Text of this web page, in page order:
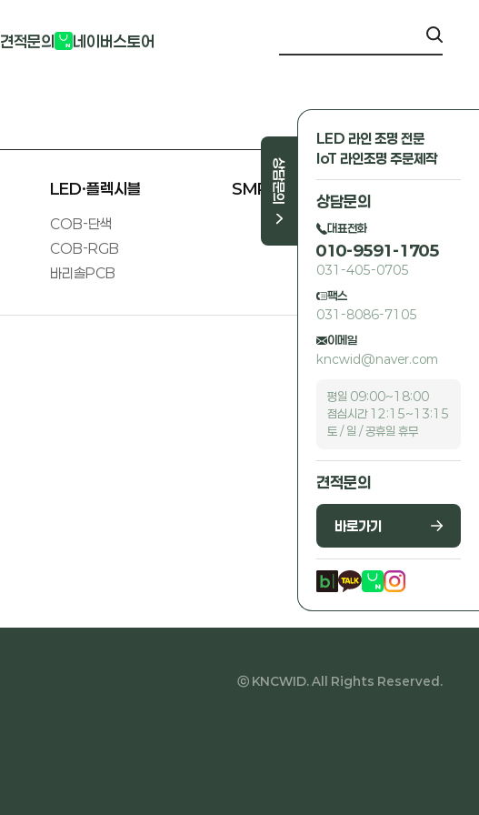
견적문의 네이버스토어
상담문의
LED 라인 조명 전문
IoT 라인조명 주문제작
상담문의
대표전화
010-9591-1705
031-405-0705
팩스
031-8086-7105
이메일
kncwid@naver.com
평일 09:00~18:00
점심시간 12:15~13:15
토 / 일 / 공휴일 휴무
견적문의
바로가기
LED·플렉시블
COB-단색
COB-RGB
바리솔PCB
SMPS 외
ⓒ KNCWID. All Rights Reserved.